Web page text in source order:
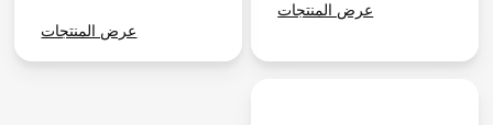
عرض المنتجات
عرض المنتجات